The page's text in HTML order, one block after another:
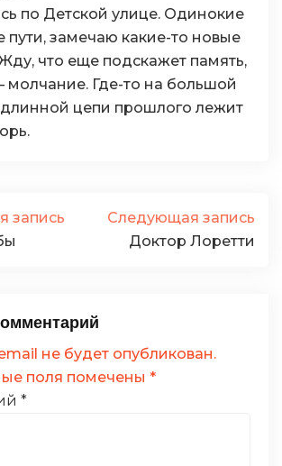
по Детской улице. Одинокие
пути, замечаю какие-то новые
что еще подскажет память,
молчание. Где-то на большой
длинной цепи прошлого лежит
запись
Следующая запись
Доктор Лоретти
не будет опубликован.
поля помечены *
*